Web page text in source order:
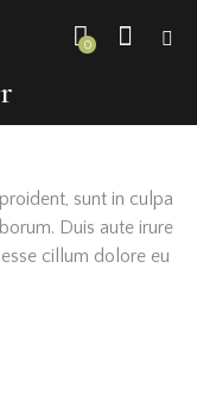
0
sunt in culpa
Duis aute irure
cillum dolore eu